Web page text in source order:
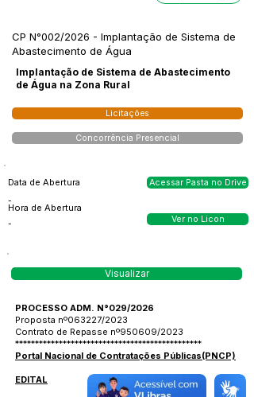
CP N°002/2026 - Implantação de Sistema de
Abastecimento de Água
Implantação de Sistema de Abastecimento
de Água na Zona Rural
Licitações
Concorrência Presencial
Data de Abertura
-
Hora de Abertura
-
Acessar Pasta no Drive
Ver no Licon
Visualizar
PROCESSO ADM. N°029/2026
Proposta nº063227/2023
Contrato de Repasse nº950609/2023
***********************************************
Portal Nacional de Contratações Públicas(PNCP)
EDITAL